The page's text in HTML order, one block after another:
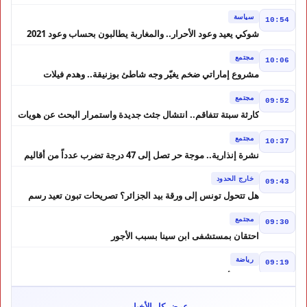
10:54 سياسة
شوكي يعيد وعود الأحرار.. والمغاربة يطالبون بحساب وعود 2021
10:06 مجتمع
مشروع إماراتي ضخم يغيّر وجه شاطئ بوزنيقة.. وهدم فيلات
09:52 مجتمع
كارثة سبتة تتفاقم.. انتشال جثث جديدة واستمرار البحث عن هويات
10:37 مجتمع
نشرة إنذارية.. موجة حر تصل إلى 47 درجة تضرب عدداً من أقاليم
09:43 خارج الحدود
هل تتحول تونس إلى ورقة بيد الجزائر؟ تصريحات تبون تعيد رسم
09:30 مجتمع
احتقان بمستشفى ابن سينا بسبب الأجور
09:19 رياضة
لبؤات الأطلس إلى ربع النهائي في الصدارة